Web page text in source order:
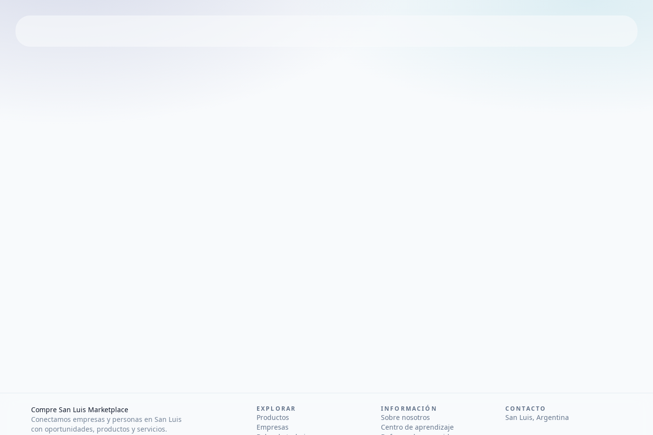
Compre San Luis Marketplace
Conectamos empresas y personas en San Luis
con oportunidades, productos y servicios.
EXPLORAR
Productos
Empresas
INFORMACIÓN
Sobre nosotros
Centro de aprendizaje
CONTACTO
San Luis, Argentina